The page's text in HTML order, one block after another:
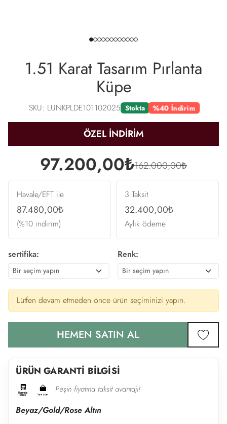
1.51 Karat Tasarım Pırlanta
Küpe
SKU: LUNKPLDE101102025 Stokta %40 İndirim
ÖZEL İNDİRİM
97.200,00₺162.000,00₺
Havale/EFT ile
87.480,00₺
(%10 indirim)
3 Taksit
32.400,00₺
Aylık ödeme
sertifika: Renk:
Lütfen devam etmeden önce ürün seçiminizi yapın.
HEMEN SATIN AL
ÜRÜN GARANTİ BİLGİSİ
Peşin fiyatına taksit avantajı!
Beyaz/Gold/Rose Altın